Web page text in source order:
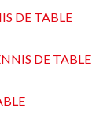
DE TABLE
DE TABLE